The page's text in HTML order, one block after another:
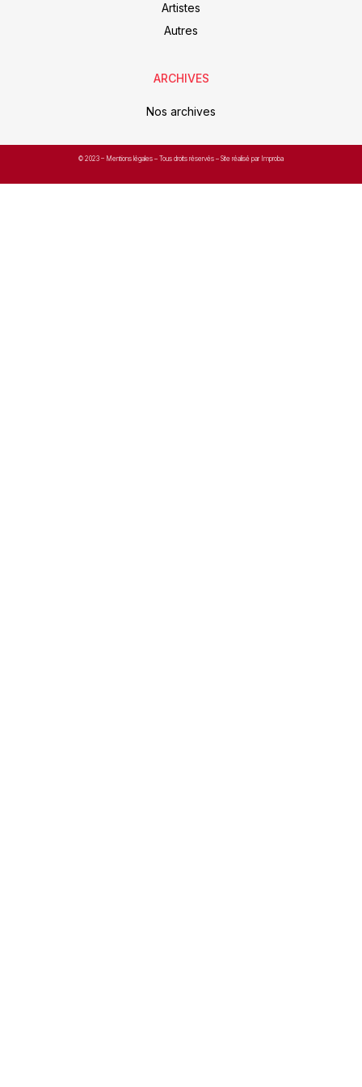
Artistes
Autres
ARCHIVES
Nos archives
© 2023 – Mentions légales – Tous droits réservés – Site réalisé par Improba